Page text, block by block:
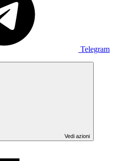
Telegram
Vedi azioni